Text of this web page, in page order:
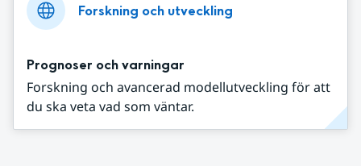
Forskning och utveckling
Prognoser och varningar
Forskning och avancerad modellutveckling för att
du ska veta vad som väntar.